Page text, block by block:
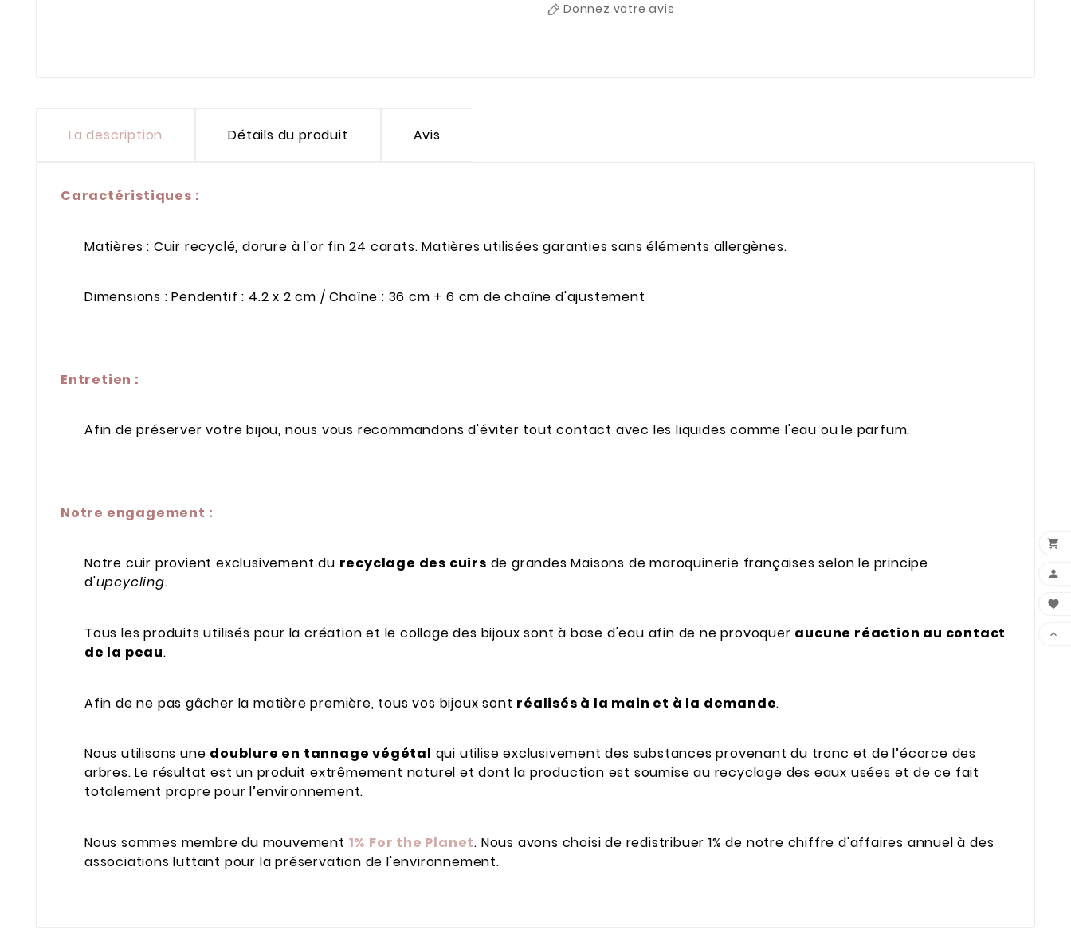
Donnez votre avis
La description Détails du produit Avis
Caractéristiques :
Matières : Cuir recyclé, dorure à l'or fin 24 carats. Matières utilisées garanties sans éléments allergènes.
Dimensions : Pendentif : 4.2 x 2 cm / Chaîne : 36 cm + 6 cm de chaîne d'ajustement
Entretien :
Afin de préserver votre bijou, nous vous recommandons d'éviter tout contact avec les liquides comme l'eau ou le parfum.
Notre engagement :
Notre cuir provient exclusivement du recyclage des cuirs de grandes Maisons de maroquinerie françaises selon le principe
d'upcycling.
Tous les produits utilisés pour la création et le collage des bijoux sont à base d'eau afin de ne provoquer aucune réaction au contact
de la peau.
Afin de ne pas gâcher la matière première, tous vos bijoux sont réalisés à la main et à la demande.
Nous utilisons une doublure en tannage végétal qui utilise exclusivement des substances provenant du tronc et de l’écorce des
arbres. Le résultat est un produit extrêmement naturel et dont la production est soumise au recyclage des eaux usées et de ce fait
totalement propre pour l’environnement.
Nous sommes membre du mouvement 1% For the Planet. Nous avons choisi de redistribuer 1% de notre chiffre d'affaires annuel à des
associations luttant pour la préservation de l'environnement.



